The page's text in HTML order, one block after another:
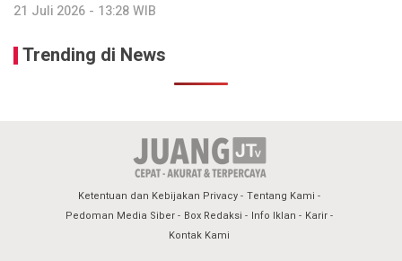
21 Juli 2026 - 13:28 WIB
Trending di News
Ketentuan dan Kebijakan Privacy Tentang Kami
Pedoman Media Siber
Box Redaksi Info Iklan
Karir
Kontak Kami